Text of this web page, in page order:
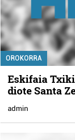
OROKORRA
Eskifaia
diote Santa
admin